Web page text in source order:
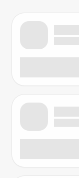
Лицензия